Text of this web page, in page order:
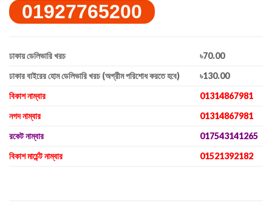
01927765200
ঢাকায় ডেলিভারি খরচ
৳70.00
ঢাকার বাইরের হোম ডেলিভারি খরচ (অগ্রীম পরিশোধ করতে হবে)
৳130.00
বিকাশ নাম্বার
01314867981
নগদ নাম্বার
01314867981
রকেট নাম্বার
017543141265
বিকাশ মার্চেন্ট নাম্বার
01521392182